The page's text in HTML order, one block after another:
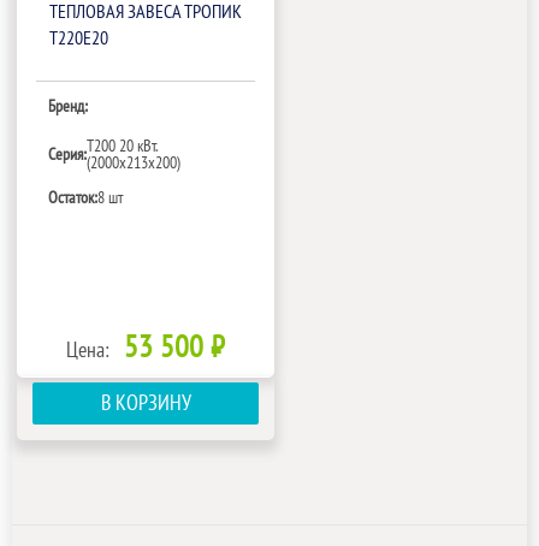
ТЕПЛОВАЯ ЗАВЕСА ТРОПИК
Т220Е20
Бренд:
Серия:Т200 20 кВт.
(2000х213х200)
Остаток:8 шт
Цена: 53 500 ₽
В КОРЗИНУ